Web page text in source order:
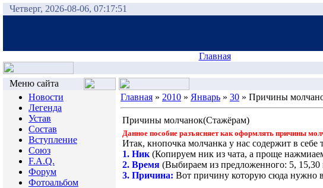
Четверг, 2026-08-06, 07:17:51
Главная
Меню сайта
Новости
Легенда
Устав
Состав
Вступление
Союз
F.A.Q.
Форум
Фотоальбом
Главная » 2010 » Январь » 30 » Причины
Причины молчанок(Стажёрам)
Данное пособие разъясняет как оформлять причины
Итак, кнопочка молчанка у нас содержит в себе
1. Ник (Копируем ник из чата, а проще
2. Время (Выбираем из предложенного: 5, 15,30
3. Причина: Вот причину которую сюда нужно